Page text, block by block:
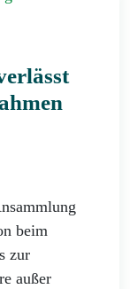
beim
zur
außer